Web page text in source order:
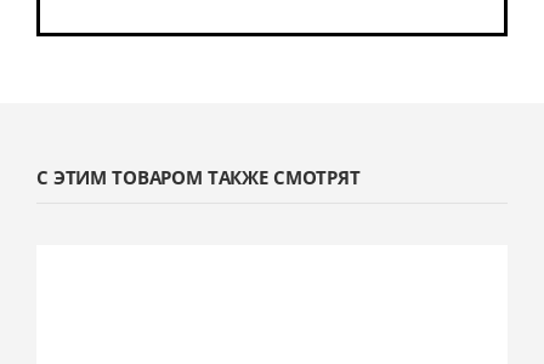
С ЭТИМ ТОВАРОМ ТАКЖЕ СМОТРЯТ